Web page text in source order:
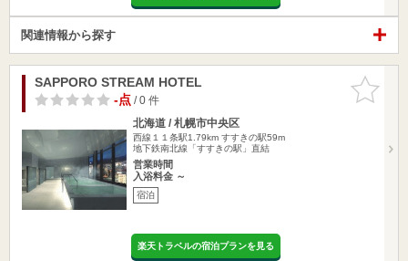
関連情報から探す
お気に入
りに追加
SAPPORO STREAM HOTEL
-点/ 0 件
北海道 / 札幌市中央区
西線１１条駅1.79km すすきの駅59m
地下鉄南北線「すすきの駅」直結
営業時間
入浴料金 ～
宿泊
楽天トラベルの宿泊プランを見る